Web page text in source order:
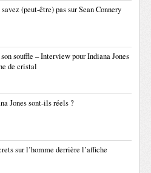
(peut-être) pas sur Sean Connery
souffle – Interview pour Indiana Jones
de cristal
Jones sont-ils réels ?
sur l’homme derrière l’affiche